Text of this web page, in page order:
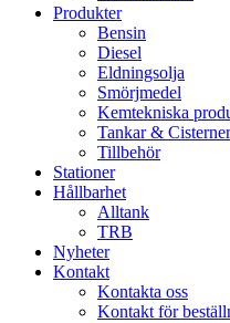
Produkter
Bensin
Diesel
Eldningsolja
Smörjmedel
Kemtekniska
Tankar & Cisterner
Tillbehör
Stationer
Hållbarhet
Alltank
TRB
Nyheter
Kontakt
Kontakta oss
Kontakt för